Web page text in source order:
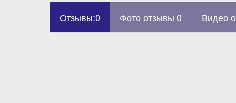
Отзывы:0 Фото отзывы 0 Видео